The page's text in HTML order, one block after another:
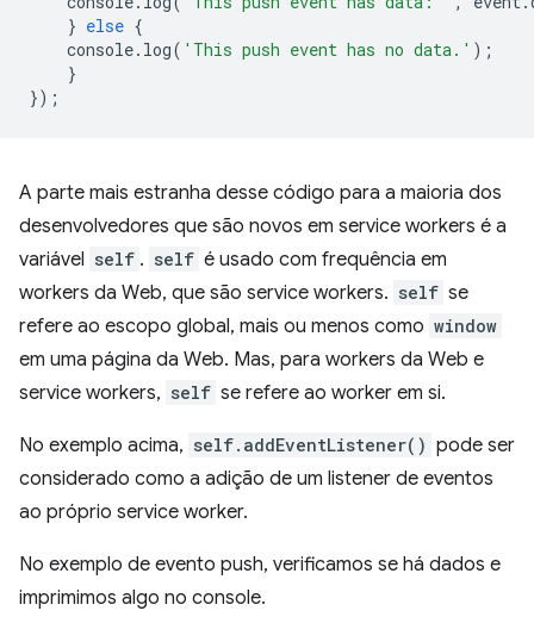
} else {
console. log( 'This push event has no data.' );
}
});
A parte mais estranha desse código para a maioria dos
desenvolvedores que são novos em service workers é a
variável self . self é usado com frequência em
workers da Web, que são service workers. self se
refere ao escopo global, mais ou menos como window
em uma página da Web. Mas, para workers da Web e
service workers, self se refere ao worker em si.
No exemplo acima, self.addEventListener() pode ser
considerado como a adição de um listener de eventos
ao próprio service worker.
No exemplo de evento push, verificamos se há dados e
imprimimos algo no console.